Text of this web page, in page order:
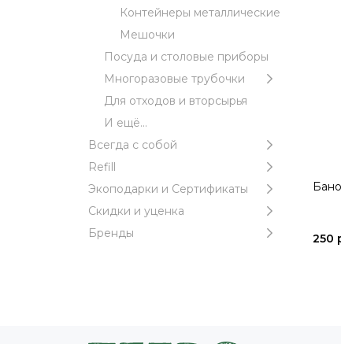
Контейнеры металлические
Мешочки
Посуда и столовые приборы
Многоразовые трубочки
Для отходов и вторсырья
И ещё...
Всегда с собой
Refill
Экоподарки и Сертификаты
Скидки и уценка
Бренды
250